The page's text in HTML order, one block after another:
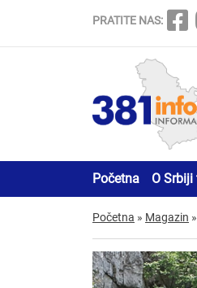
PRATITE NAS:
Početna O Srbiji
Početna » Magazin »